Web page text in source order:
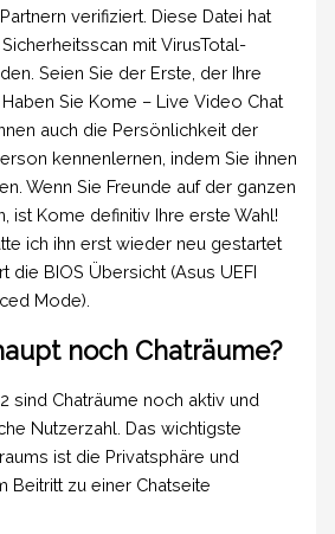
verifiziert. Diese Datei hat
mit VirusTotal-
Seien Sie der Erste, der Ihre
Sie Kome – Live Video Chat
auch die Persönlichkeit der
kennenlernen, indem Sie ihnen
Wenn Sie Freunde auf der ganzen
ist Kome definitiv Ihre erste Wahl!
ich ihn erst wieder neu gestartet
die BIOS Übersicht (Asus UEFI
Mode).
noch Chaträume?
sind Chaträume noch aktiv und
Nutzerzahl. Das wichtigste
ist die Privatsphäre und
Beitritt zu einer Chatseite